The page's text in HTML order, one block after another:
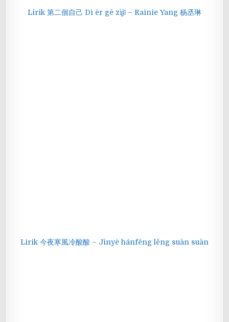
Lirik 第二個自己 Dì èr gè zìjǐ – Rainie Yang 杨丞琳
Lirik 今夜寒風冷酸酸 – Jīnyè hánfēng lěng suān suān